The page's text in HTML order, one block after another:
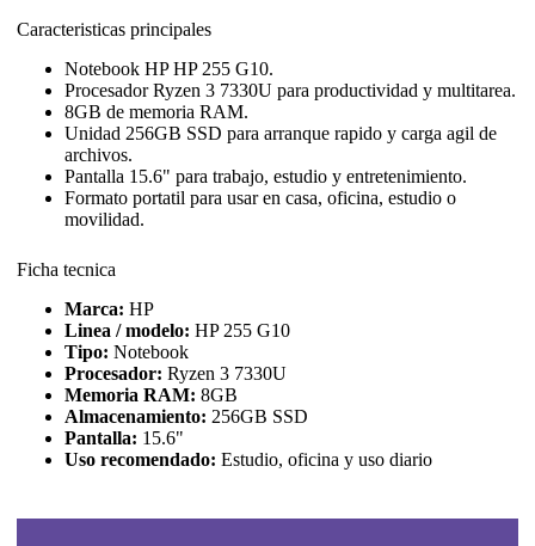
Caracteristicas principales
Notebook HP HP 255 G10.
Procesador Ryzen 3 7330U para productividad y multitarea.
8GB de memoria RAM.
Unidad 256GB SSD para arranque rapido y carga agil de
archivos.
Pantalla 15.6" para trabajo, estudio y entretenimiento.
Formato portatil para usar en casa, oficina, estudio o
movilidad.
Ficha tecnica
Marca: HP
Linea / modelo: HP 255 G10
Tipo: Notebook
Procesador: Ryzen 3 7330U
Memoria RAM: 8GB
Almacenamiento: 256GB SSD
Pantalla: 15.6"
Uso recomendado: Estudio, oficina y uso diario